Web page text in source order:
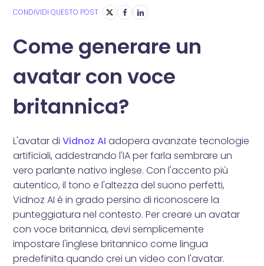
CONDIVIDI QUESTO POST
Come generare un
avatar con voce
britannica?
L'avatar diVidnoz AI adopera avanzate tecnologie
artificiali, addestrando l'IA per farla sembrare un
vero parlante nativo inglese. Con l'accento più
autentico, il tono e l'altezza del suono perfetti,
Vidnoz AI è in grado persino di riconoscere la
punteggiatura nel contesto. Per creare un avatar
con voce britannica, devi semplicemente
impostare l'inglese britannico come lingua
predefinita quando crei un video con l'avatar.